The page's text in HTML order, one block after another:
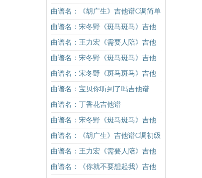
进阶版（酷音小伟吉他弹唱教学）
吉他谱
曲谱名：《胡广生》吉他谱C调简单
版（酷音小伟吉他弹唱教学）吉他
谱
曲谱名：宋冬野《斑马斑马》吉他
谱C调简单版（酷音小伟吉他教学）
吉他谱
曲谱名：王力宏《需要人陪》吉他
谱C调原版（酷音小伟吉他教学）吉
他谱
曲谱名：宋冬野《斑马斑马》吉他
谱G调初级进阶版（酷音小伟吉他教
学）吉他谱
曲谱名：宋冬野《斑马斑马》吉他
谱C调简单版（酷音小伟吉他教学）
吉他谱
曲谱名：宝贝你听到了吗吉他谱
曲谱名：丁香花吉他谱
曲谱名：宋冬野《斑马斑马》吉他
谱G调初级进阶版（酷音小伟吉他教
学）吉他谱
曲谱名：《胡广生》吉他谱C调初级
进阶版（酷音小伟吉他弹唱教学）
吉他谱
曲谱名：王力宏《需要人陪》吉他
谱C调原版（酷音小伟吉他教学）吉
曲谱名：《你就不要想起我》吉他